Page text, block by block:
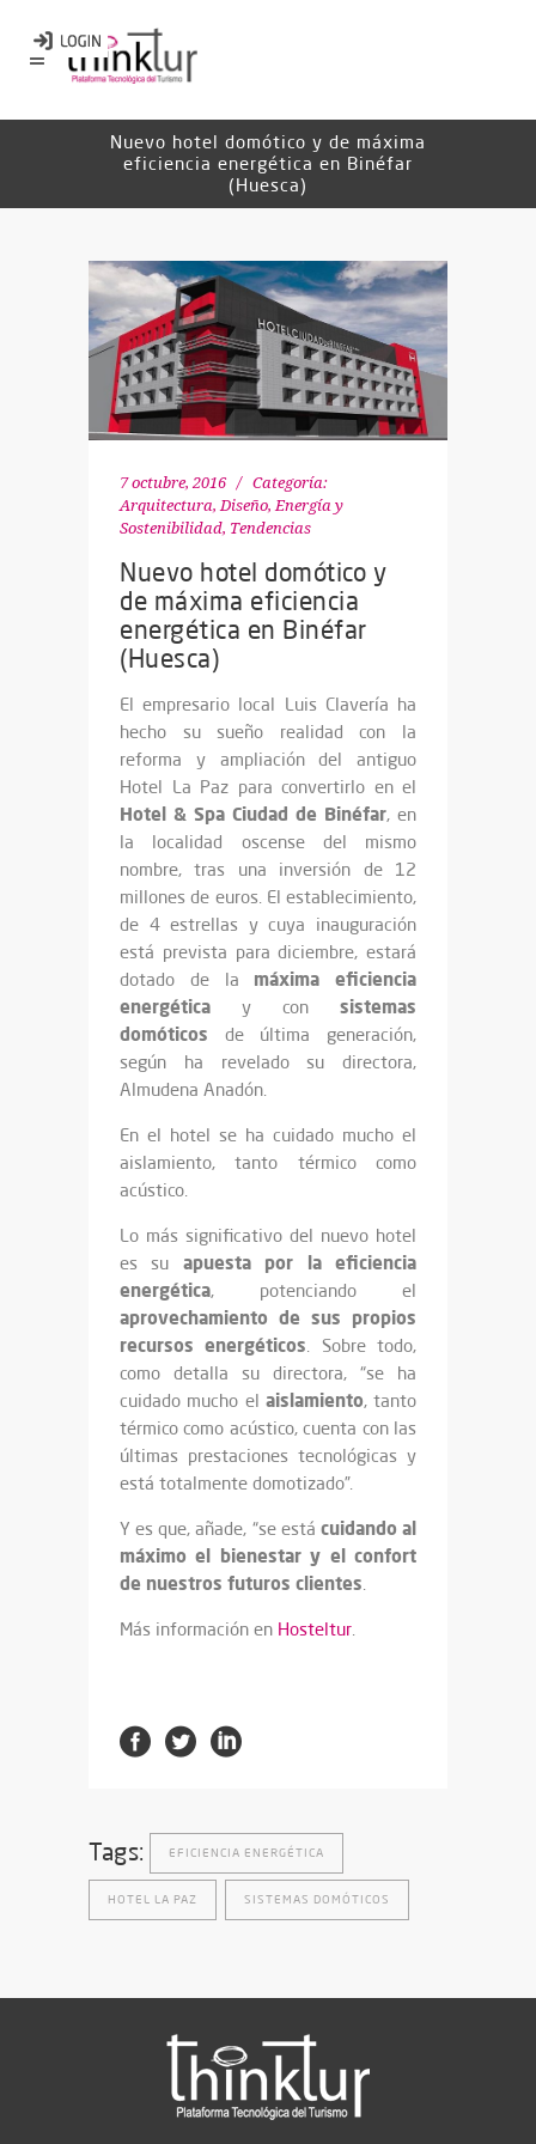
Nuevo hotel domótico y de máxima
eficiencia energética en Binéfar
(Huesca)
7 octubre, 2016
Categoría:
Arquitectura, Diseño,Energía y
Sostenibilidad, Tendencias
Nuevo hotel domótico y
de máxima eficiencia
energética en Binéfar
(Huesca)
El empresario local Luis Clavería ha
hecho su sueño realidad con la
reforma y ampliación del antiguo
Hotel La Paz para convertirlo en el
Hotel & Spa Ciudad de Binéfar, en
la localidad oscense del mismo
nombre, tras una inversión de 12
millones de euros. El establecimiento,
de 4 estrellas y cuya inauguración
está prevista para diciembre, estará
dotado de la máxima eficiencia
energética y con sistemas
domóticos de última generación,
según ha revelado su directora,
Almudena Anadón.
En el hotel se ha cuidado mucho el
aislamiento, tanto térmico como
acústico.
Lo más significativo del nuevo hotel
es su apuesta por la eficiencia
energética, potenciando el
aprovechamiento de sus propios
recursos energéticos. Sobre todo,
como detalla su directora, “se ha
cuidado mucho el aislamiento, tanto
térmico como acústico, cuenta con las
últimas prestaciones tecnológicas y
está totalmente domotizado”.
Y es que, añade, “se está cuidando al
máximo el bienestar y el confort
de nuestros futuros clientes.
Más información en Hosteltur.
Tags: EFICIENCIA ENERGÉTICA
HOTEL LA PAZ SISTEMAS DOMÓTICOS